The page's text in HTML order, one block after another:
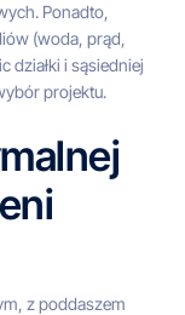
Ponadto,
(woda, prąd,
działki i sąsiedniej
projektu.
z poddaszem